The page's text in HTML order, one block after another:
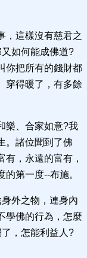
，這樣沒有慈君之
如何能成佛道?
你把所有的錢財都
穿得暖了，有多餘
樂、合家如意?我
。諸位聞到了佛
，永遠的富有，
第一度--布施。
外之物，連身內
學佛的行為，怎麼
，怎能利益人?